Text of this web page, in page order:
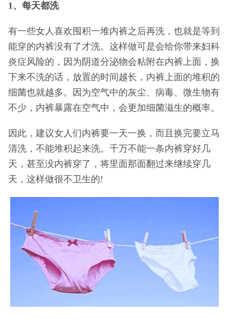
1、每天都洗
有一些女人喜欢囤积一堆内裤之后再洗，也就是等到
能穿的内裤没有了才洗。这样做可是会给你带来妇科
炎症风险的，因为阴道分泌物会粘附在内裤上面，换
下来不洗的话，放置的时间越长，内裤上面的堆积的
细菌也就越多。因为空气中的灰尘、病毒、微生物有
不少，内裤暴露在空气中，会更加细菌滋生的概率。
因此，建议女人们内裤要一天一换，而且换完要立马
清洗，不能堆积起来洗。千万不能一条内裤穿好几
天，甚至没内裤穿了，将里面那面翻过来继续穿几
天，这样做很不卫生的!